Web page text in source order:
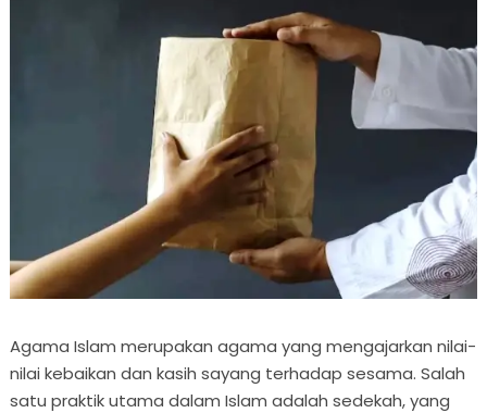
Agama Islam merupakan agama yang mengajarkan nilai-
nilai kebaikan dan kasih sayang terhadap sesama. Salah
satu praktik utama dalam Islam adalah sedekah, yang